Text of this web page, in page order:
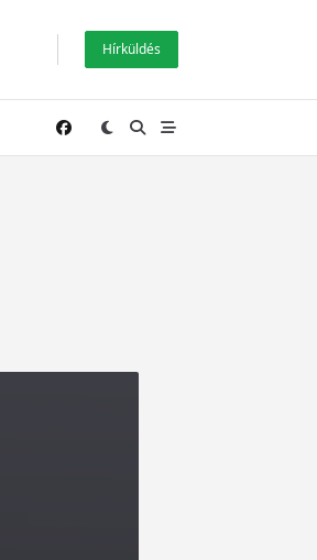
Hírküldés